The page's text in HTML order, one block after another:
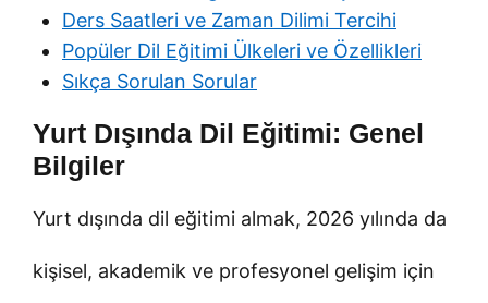
Ders Saatleri ve Zaman Dilimi Tercihi
Popüler Dil Eğitimi Ülkeleri ve Özellikleri
Sıkça Sorulan Sorular
Yurt Dışında Dil Eğitimi: Genel
Bilgiler
Yurt dışında dil eğitimi almak, 2026 yılında da
kişisel, akademik ve profesyonel gelişim için